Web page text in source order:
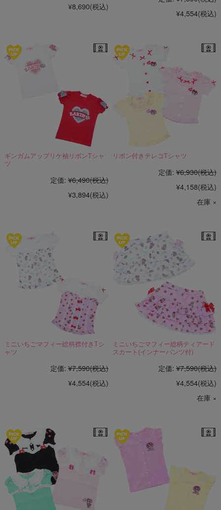
¥8,690(税込)
¥4,554(税込)
ギンガムアップリケ袖リボンTシャ
ツ
定価: ¥6,490(税込)
¥3,894(税込)
リボン付きテレコTシャツ
定価: ¥6,930(税込)
¥4,158(税込)
在庫 ×
ミニいちごマフィー総柄襟付きTシ
ャツ
定価: ¥7,590(税込)
¥4,554(税込)
ミニいちごマフィー総柄ティアード
スカート(インナーパンツ付)
定価: ¥7,590(税込)
¥4,554(税込)
在庫 ×